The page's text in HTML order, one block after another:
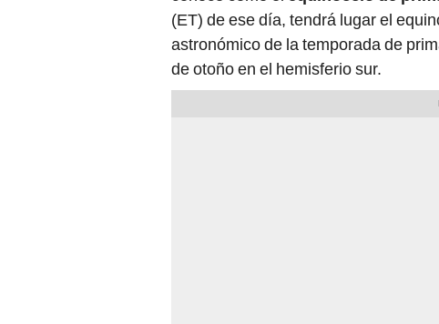
(ET) de ese día, tendrá lugar el
astronómico de la temporada de
de otoño en el hemisferio sur.